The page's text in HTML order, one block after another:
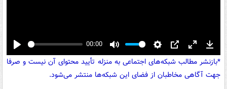
Play
00:00
Mute Settings
PIP Enter
fullscreen
*بازنشر مطالب شبکه‌های اجتماعی به منزله تأیید محتوای آن نیست و صرفا
جهت آگاهی مخاطبان از فضای این شبکه‌ها منتشر می‌شود.